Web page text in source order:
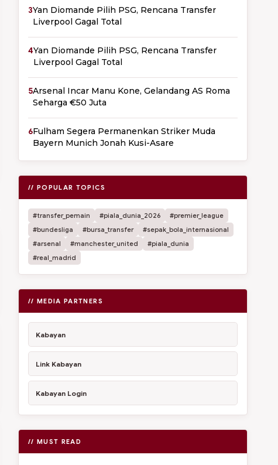
3Yan Diomande Pilih PSG, Rencana Transfer
Liverpool Gagal Total
4Yan Diomande Pilih PSG, Rencana Transfer
Liverpool Gagal Total
5Arsenal Incar Manu Kone, Gelandang AS Roma
Seharga €50 Juta
6Fulham Segera Permanenkan Striker Muda
Bayern Munich Jonah Kusi-Asare
// POPULAR TOPICS
#transfer_pemain #piala_dunia_2026
#premier_league
#bundesliga
#bursa_transfer
#sepak_bola_internasional
#arsenal
#manchester_united
#piala_dunia
#real_madrid
// MEDIA PARTNERS
Kabayan
Link Kabayan
Kabayan Login
// MUST READ